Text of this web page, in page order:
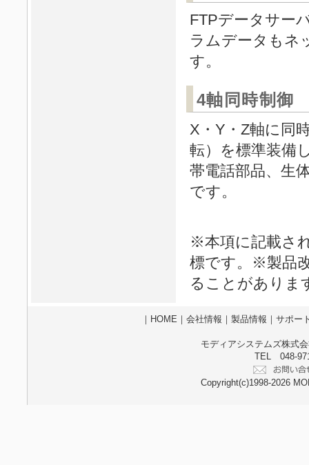
FTPデータサー
ラムデータもネ
す。
4軸同時制御
X・Y・Z軸に同
転）を標準装備
帯電話部品、生
です。
※本項に記載さ
標です。※製品
ることがありま
｜ HOME ｜ 会社情報 ｜ 製品情報 ｜ サポー
モディアシステムズ株式
TEL 048-
Copyright(c)1998-2026